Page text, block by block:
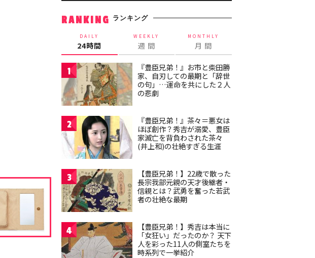
RANKING ランキング
DAILY
24時間
WEEKLY
週 間
MONTHLY
月 間
1
『豊臣兄弟！』お市と柴田勝
家、自刃しての最期と「辞世
の句」…運命を共にした２人
の悲劇
2
『豊臣兄弟！』茶々＝悪女は
ほぼ創作？秀吉が溺愛、豊臣
家滅亡を背負わされた茶々
(井上和)の壮絶すぎる生涯
3
【豊臣兄弟！】22歳で散った
長宗我部元親の天才後継者・
信親とは？武勇を奮った若武
者の壮絶な最期
4
【豊臣兄弟！】秀吉は本当に
「女狂い」だったのか？ 天下
人を彩った11人の側室たちを
時系列で一挙紹介